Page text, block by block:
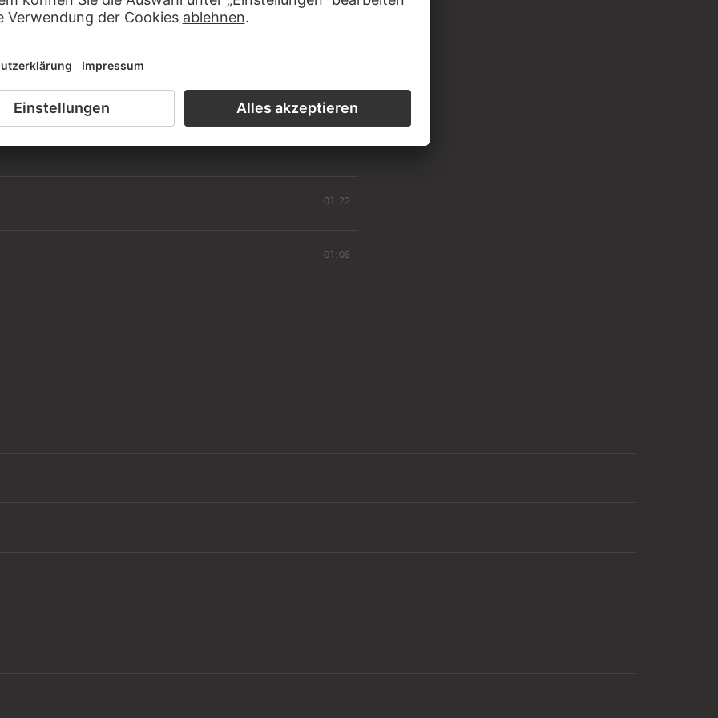
Jahren zusammengetragene Konvolut repräsentiert auf
des Mediums Fotografie.
01:22
01:08